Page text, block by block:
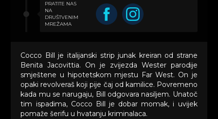
PRATITE NAS
NA
DRUŠTVENIM
MREŽAMA
Cocco Bill je italijanski strip junak kreiran od strane
Benita Jacovittia. On je zvijezda Wester parodije
smještene u hipotetskom mjestu Far West. On je
opaki revolveraš koji pije čaj od kamilice. Povremeno
kada mu se narugaju, Bill odgovara nasiljem. Unatoč
tim ispadima, Cocco Bill je dobar momak, i uvijek
pomaže šerifu u hvatanju kriminalaca.